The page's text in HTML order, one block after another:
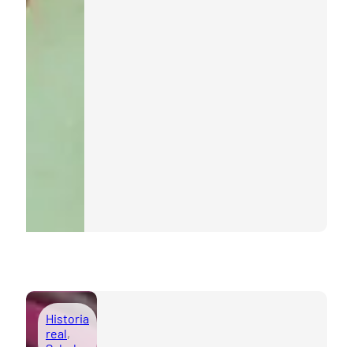
Historia
real,